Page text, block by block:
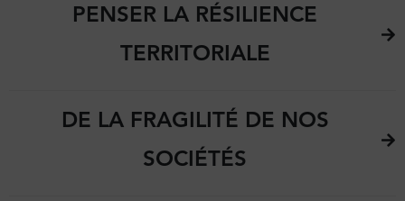
PENSER LA RÉSILIENCE
TERRITORIALE
DE LA FRAGILITÉ DE NOS
SOCIÉTÉS